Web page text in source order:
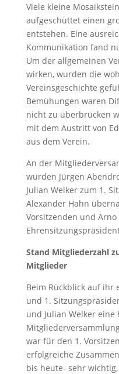
Viele kleine
aufgeschüttet einen
entstehen. Eine
Kommunikation fand
Um der allgemeinen
wirken, wurden die
Vereinsgeschichte
Bemühungen waren
nicht zu überbrücken
mit dem Austritt von
aus dem Verein.
An der
wurden Jürgen
Julian Welker zum 1.
Alexander Hahn
Vorsitzenden und
Stand Mitgliederzahl
Mitglieder
Beim Rückblick auf ihr
und 1.
und Julian Welker
war für den 1.
erfolgreiche
bis heute- sehr